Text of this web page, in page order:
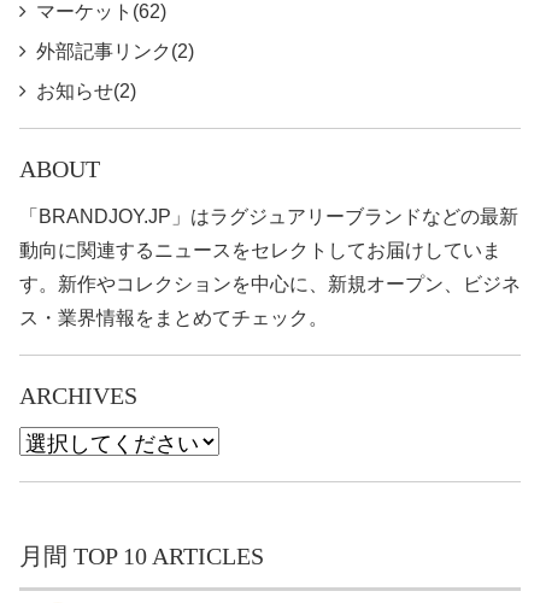
マーケット(62)
外部記事リンク(2)
お知らせ(2)
ABOUT
「BRANDJOY.JP」はラグジュアリーブランドなどの最新
動向に関連するニュースをセレクトしてお届けしていま
す。新作やコレクションを中心に、新規オープン、ビジネ
ス・業界情報をまとめてチェック。
ARCHIVES
月間 TOP 10 ARTICLES